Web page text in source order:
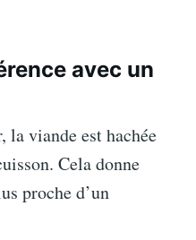
avec un
la viande est hachée
Cela donne
proche d’un